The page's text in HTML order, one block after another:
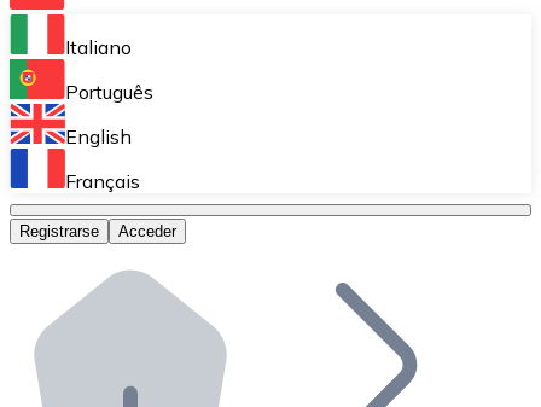
Bitnovo Ramp
Integra nuestra solución en tu plataforma.
Bitnovo Giftcards
Bitnovo OTC
Bitnovo ATM
Integra un ATM Bitnovo en tu negocio y permite que
Bitnovo API
Italiano
Português
English
Français
Registrarse Acceder